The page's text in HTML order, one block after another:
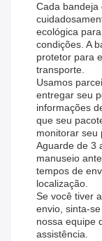
Cada bandeja
ecológica
condições. A
protetor para
transporte.
Usamos
entregar seu
informações
que seu
monitorar seu
Aguarde de 3
manuseio
tempos de
localização.
Se você tiver
envio, sinta-
nossa equipe
assistência.